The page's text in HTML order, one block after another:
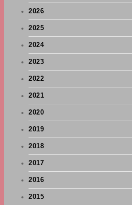
2026
2025
2024
2023
2022
2021
2020
2019
2018
2017
2016
2015